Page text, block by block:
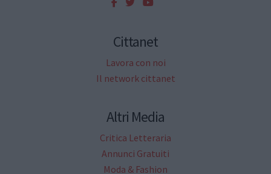
Cittanet
Lavora con noi
Il network cittanet
Altri Media
Critica Letteraria
Annunci Gratuiti
Moda & Fashion